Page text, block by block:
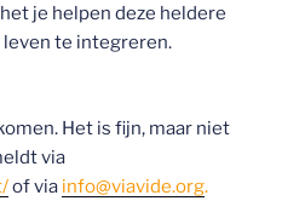
je helpen deze heldere
te integreren.
Het is fijn, maar niet
via
of via info@viavide.org.